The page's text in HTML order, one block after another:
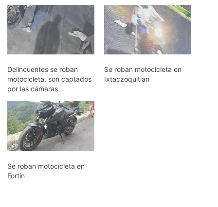
Delincuentes se roban
motocicleta, son captados
por las cámaras
Se roban motocicleta en
Ixtaczoquitlan
Se roban motocicleta en
Fortín